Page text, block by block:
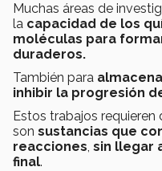
Muchas áreas de
la capacidad de los
moléculas para
duraderos.
También para
inhibir la progresión
Estos trabajos requieren
son sustancias que
reacciones, sin llegar
final.